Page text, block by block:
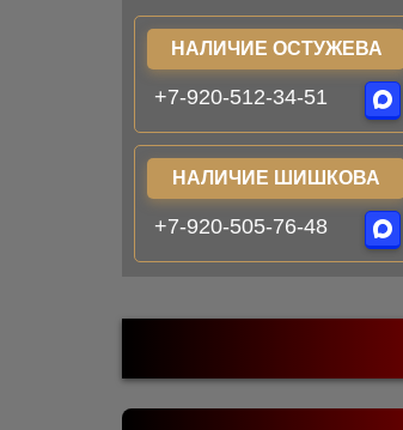
НАЛИЧИЕ ОСТУЖЕВА
+7-920-512-34-51
НАЛИЧИЕ ШИШКОВА
+7-920-505-76-48